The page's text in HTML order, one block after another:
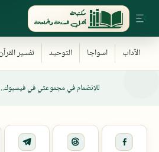
للإنضمام في مجموعتي في فيسبوك..